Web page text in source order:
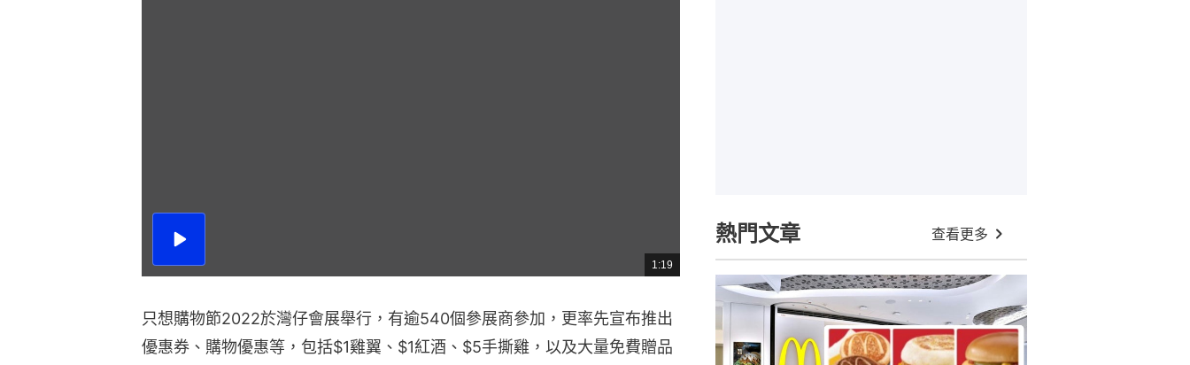
播
總
共
1:19
只想購物節2022於灣仔會展舉行，有逾540個參展商參加，更率先宣布推出
優惠券、購物優惠等，包括$1雞翼、$1紅酒、$5手撕雞，以及大量免費贈品
熱門文章 查看更多